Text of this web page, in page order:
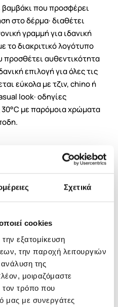
Σχετικά
cookies
εξατομίκευση
την παροχή λειτουργιών
της
μοιραζόμαστε
τρόπο που
μας με συνεργάτες
που προσφέρει
στο δέρμα· διαθέτει
γραμμή για ιδανική
το διακριτικό λογότυπο
αυθεντικότητα
επιλογή για όλες τις
εύκολα με τζιν, chino ή
look· οδηγίες
με παρόμοια χρώματα